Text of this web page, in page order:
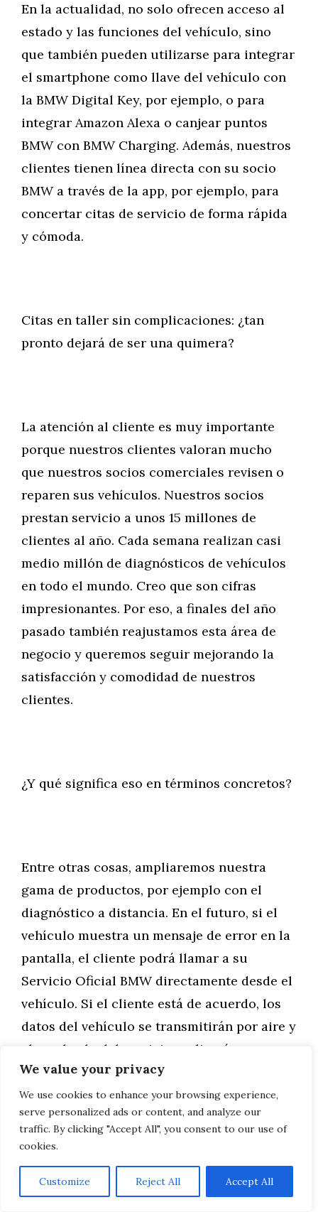
We value your privacy
We use cookies to enhance your browsing experience,
serve personalized ads or content, and analyze our
traffic. By clicking "Accept All", you consent to our use of
cookies.
Customize Reject All Accept All
En la actualidad, no solo ofrecen acceso al
estado y las funciones del vehículo, sino
que también pueden utilizarse para integrar
el smartphone como llave del vehículo con
la BMW Digital Key, por ejemplo, o para
integrar Amazon Alexa o canjear puntos
BMW con BMW Charging. Además, nuestros
clientes tienen línea directa con su socio
BMW a través de la app, por ejemplo, para
concertar citas de servicio de forma rápida
y cómoda.
Citas en taller sin complicaciones: ¿tan
pronto dejará de ser una quimera?
La atención al cliente es muy importante
porque nuestros clientes valoran mucho
que nuestros socios comerciales revisen o
reparen sus vehículos. Nuestros socios
prestan servicio a unos 15 millones de
clientes al año. Cada semana realizan casi
medio millón de diagnósticos de vehículos
en todo el mundo. Creo que son cifras
impresionantes. Por eso, a finales del año
pasado también reajustamos esta área de
negocio y queremos seguir mejorando la
satisfacción y comodidad de nuestros
clientes.
¿Y qué significa eso en términos concretos?
Entre otras cosas, ampliaremos nuestra
gama de productos, por ejemplo con el
diagnóstico a distancia. En el futuro, si el
vehículo muestra un mensaje de error en la
pantalla, el cliente podrá llamar a su
Servicio Oficial BMW directamente desde el
vehículo. Si el cliente está de acuerdo, los
datos del vehículo se transmitirán por aire y
el empleado del servicio realizará un
diagnóstico a distancia. Si es necesaria una
visita al taller, se puede planificar de forma
fácil y óptima. Esto significa que puede
pedirse directamente una pieza de recambio
y la cita con el taller puede ajustarse de
forma óptima a ella. Tras los primeros